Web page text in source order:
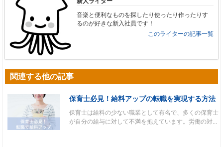
音楽と便利なものを探したり使ったり作ったりす
るのが好きな新入社員です！
このライターの記事一覧
関連する他の記事
保育士必見！給料アップの転職を実現する方法
保育士は給料の少ない職業として有名で、多くの保育士
が自分の給与に対して不満を抱えています。労働の対...